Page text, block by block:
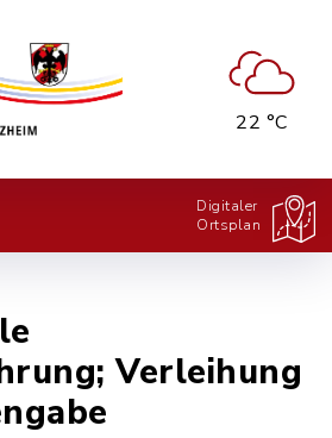
22 °C
Digitaler
Ortsplan
Verleihung